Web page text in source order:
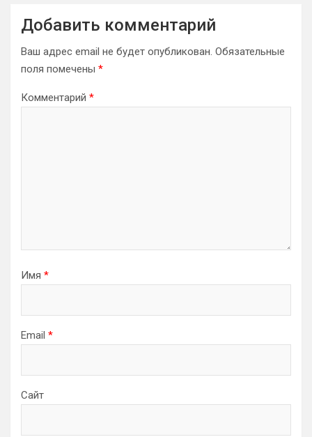
Добавить комментарий
Ваш адрес email не будет опубликован. Обязательные
поля помечены *
Комментарий *
Имя *
Email *
Сайт